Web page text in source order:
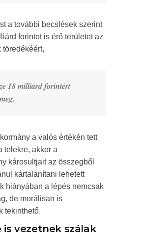
a további becslések szerint
forintot is érő területet az
töredékéért,
18 milliárd forintért
a valós értékén tett
telekre, akkor a
károsultjait az összegből
kártalanítani lehetett
hiányában a lépés nemcsak
de morálisan is
tekinthető.
is vezetnek szálak